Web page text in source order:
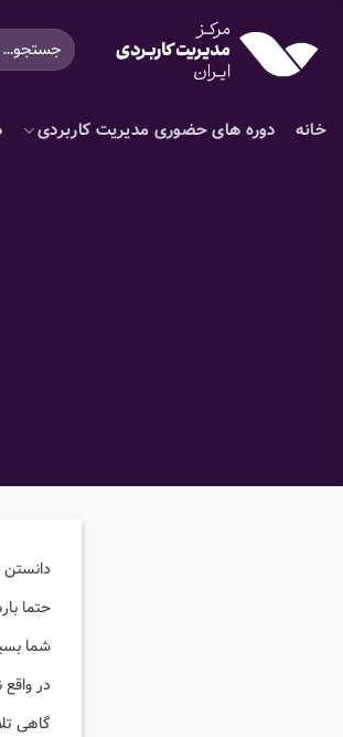
content
جستجو
برای:
خانه دوره های حضوری مدیریت کاربردی
حتما
شما
در
گاهی